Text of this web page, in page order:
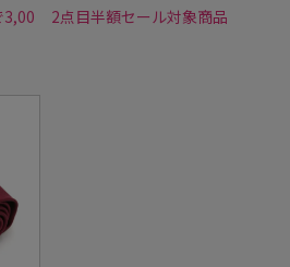
2点目半額セール対象商品